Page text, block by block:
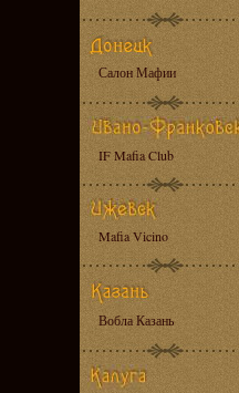
Салон Мафии
IF Mafia Club
Mafia Vicino
Вобла Казань